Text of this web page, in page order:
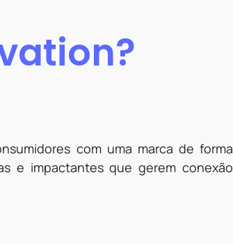
com uma marca de forma
e impactantes que gerem conexão